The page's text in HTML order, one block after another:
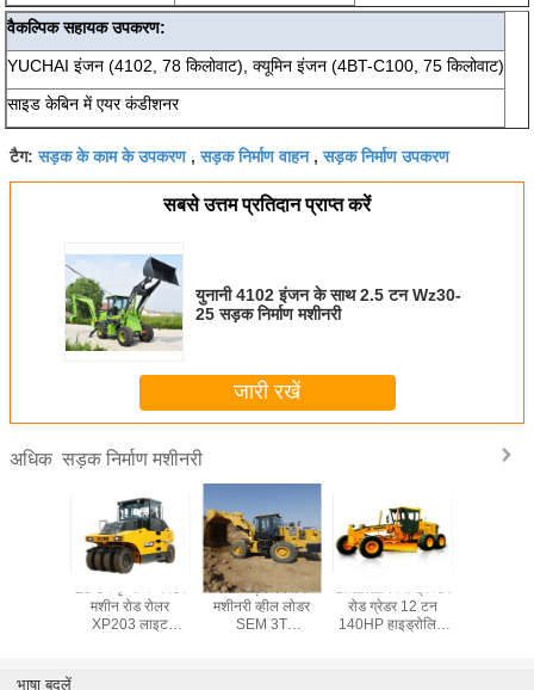
वैकल्पिक सहायक उपकरण:
YUCHAI इंजन (4102, 78 किलोवाट), क्यूमिन इंजन (4BT-C100, 75 किलोवाट)
साइड केबिन में एयर कंडीशनर
टैग:सड़क के काम के उपकरण,सड़क निर्माण वाहन,सड़क निर्माण उपकरण
सबसे उत्तम प्रतिदान प्राप्त करें
युनानी 4102 इंजन के साथ 2.5 टन Wz30-
25 सड़क निर्माण मशीनरी
जारी रखें
अधिक सड़क निर्माण मशीनरी
20 टन पृथ्वी कम्पेक्टर
मशीन रोड रोलर
XP203 लाइट
पीली सड़क निर्माण
मशीनरी व्हील लोडर
SEM 3T
Shantui मिनी ट्रैक्टर
रोड ग्रेडर 12 टन
140HP हाइड्रोलिक
भाषा बदलें